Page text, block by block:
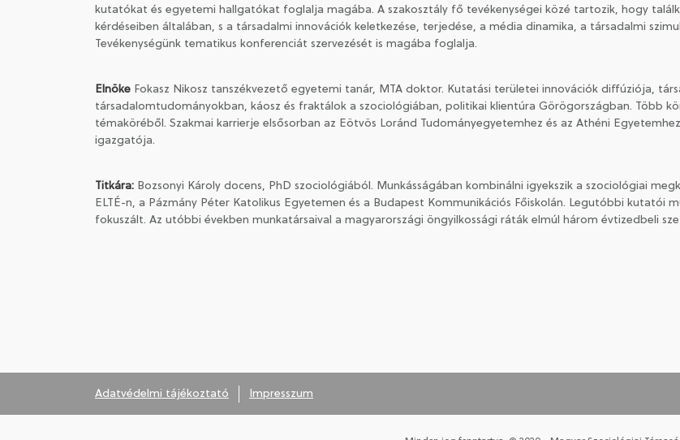
kutatókat és egyetemi hallgatókat foglalja magába. A szakosztály fő tevékenységei közé tartozik, hogy
kérdéseiben általában, s a társadalmi innovációk keletkezése, terjedése, a média dinamika, a társadalmi
Tevékenységünk tematikus konferenciát szervezését is magába foglalja.
Elnöke Fokasz Nikosz tanszékvezető egyetemi tanár, MTA doktor. Kutatási területei innovációk diffúziója,
társadalomtudományokban, káosz és fraktálok a szociológiában, politikai klientúra Görögországban. Több
témaköréből. Szakmai karrierje elsősorban az Eötvös Loránd Tudományegyetemhez és az Athéni
igazgatója.
Titkára: Bozsonyi Károly docens, PhD szociológiából. Munkásságában kombinálni igyekszik a szociológiai
ELTÉ-n, a Pázmány Péter Katolikus Egyetemen és a Budapest Kommunikációs Főiskolán. Legutóbbi kutatói
fokuszált. Az utóbbi években munkatársaival a magyarországi öngyilkossági ráták elmúl három évtizedbeli
Adatvédelmi tájékoztató Impresszum